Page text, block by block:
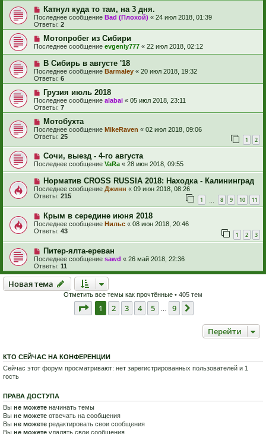
Катнул куда то там, на 3 дня.
Последнее сообщение Bad (Плохой) « 24 июл 2018, 01:39
Ответы: 2
Мотопробег из Сибири
Последнее сообщение evgeniy777 « 22 июл 2018, 02:12
В Сибирь в августе '18
Последнее сообщение Barmaley « 20 июл 2018, 19:32
Ответы: 6
Грузия июль 2018
Последнее сообщение alabai « 05 июл 2018, 23:11
Ответы: 7
Мотобухта
Последнее сообщение MikeRaven « 02 июл 2018, 09:06
Ответы: 25 1 2
Сочи, выезд - 4-го августа
Последнее сообщение VaRa« 28 июн 2018, 09:55
Норматив CROSS RUSSIA 2018: Находка - Калининград
Последнее сообщение Джинн « 09 июн 2018, 08:26
Ответы: 215 1 8 9 10 11
Крым в середине июня 2018
Последнее сообщение Нильс « 08 июн 2018, 20:46
Ответы: 43 1 2 3
Питер-ялта-ереван
Последнее сообщение sawd « 26 май 2018, 22:36
Ответы: 11
Новая тема
Новаятема
Отметить все темы как прочтённые • 405 тем
Страница из
1 2 3 4 5 9
Перейти
КТО СЕЙЧАС НА КОНФЕРЕНЦИИ
Сейчас этот форум просматривают: нет зарегистрированных пользователей и 1
гость
ПРАВА ДОСТУПА
Вы не можете начинать темы
Вы не можете отвечать на сообщения
Вы не можете редактировать свои сообщения
Вы не можете удалять свои сообщения